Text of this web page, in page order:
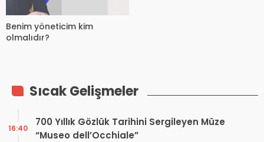
Benim yöneticim kim
olmalıdır?
Sıcak Gelişmeler
700 Yıllık Gözlük Tarihini Sergileyen Müze
“Museo dell’Occhiale”
16:40